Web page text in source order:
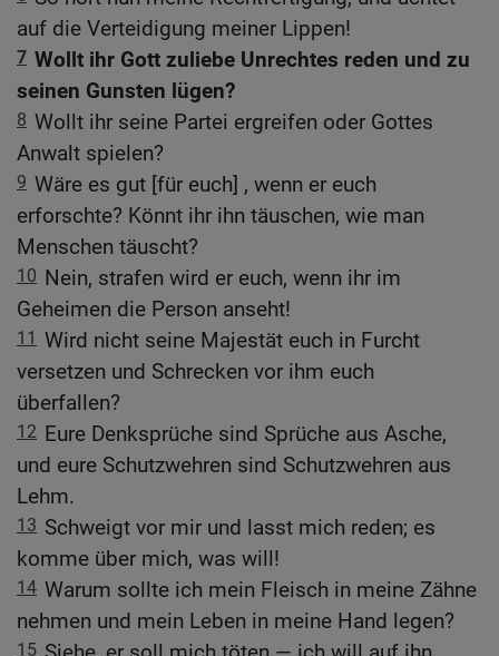
auf die Verteidigung meiner Lippen!
7 Wollt ihr Gott zuliebe Unrechtes reden und zu
seinen Gunsten lügen?
8 Wollt ihr seine Partei ergreifen oder Gottes
Anwalt spielen?
9 Wäre es gut [für euch] , wenn er euch
erforschte? Könnt ihr ihn täuschen, wie man
Menschen täuscht?
10 Nein, strafen wird er euch, wenn ihr im
Geheimen die Person anseht!
11 Wird nicht seine Majestät euch in Furcht
versetzen und Schrecken vor ihm euch
überfallen?
12 Eure Denksprüche sind Sprüche aus Asche,
und eure Schutzwehren sind Schutzwehren aus
Lehm.
13 Schweigt vor mir und lasst mich reden; es
komme über mich, was will!
14 Warum sollte ich mein Fleisch in meine Zähne
nehmen und mein Leben in meine Hand legen?
15